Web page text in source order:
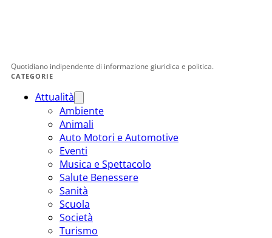
Quotidiano indipendente di informazione giuridica e politica.
CATEGORIE
Attualità
Ambiente
Animali
Auto Motori e Automotive
Eventi
Musica e Spettacolo
Salute Benessere
Sanità
Scuola
Società
Turismo